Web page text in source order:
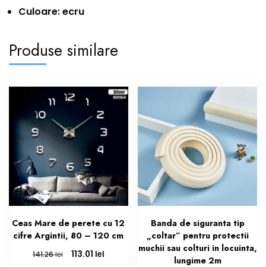
Culoare: ecru
Produse similare
Ceas Mare de perete cu 12
cifre Argintii, 80 – 120 cm
141.26lei
Prețul
113.01 leiPrețul
Banda de siguranta tip
„coltar” pentru protectii
muchii sau colturi in locuinta,
lungime 2m